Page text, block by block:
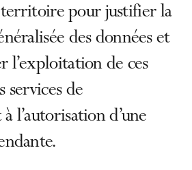
territoire pour justifier la
des données et
l’exploitation de ces
services de
l’autorisation d’une